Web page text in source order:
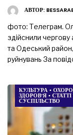
АВТОР:
фото: Телеграм.
здійснили
та Одеський
руйнувань За
КУЛЬТУРА •
ЗДОРОВ’Я • СТАТТІ
СУСПІЛЬСТВО